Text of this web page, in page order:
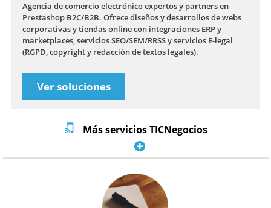
Agencia de comercio electrónico expertos y partners en
Prestashop B2C/B2B. Ofrece diseños y desarrollos de webs
corporativas y tiendas online con integraciones ERP y
marketplaces, servicios SEO/SEM/RRSS y servicios E-legal
(RGPD, copyright y redacción de textos legales).
Ver soluciones
Más servicios TICNegocios